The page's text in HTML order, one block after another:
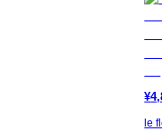
¥
le